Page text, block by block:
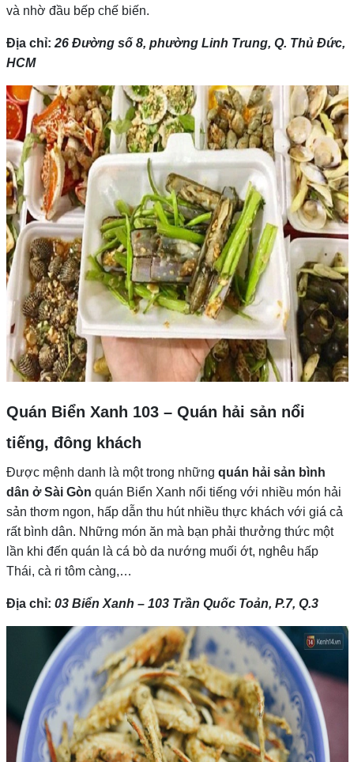
và nhờ đầu bếp chế biến.
Địa chỉ: 26 Đường số 8, phường Linh Trung, Q. Thủ Đức,
HCM
Quán Biển Xanh 103 – Quán hải sản nổi
tiếng, đông khách
Được mệnh danh là một trong những quán hải sản bình
dân ở Sài Gòn quán Biển Xanh nổi tiếng với nhiều món hải
sản thơm ngon, hấp dẫn thu hút nhiều thực khách với giá cả
rất bình dân. Những món ăn mà bạn phải thưởng thức một
lần khi đến quán là cá bò da nướng muối ớt, nghêu hấp
Thái, cà ri tôm càng,…
Địa chỉ: 03 Biển Xanh – 103 Trần Quốc Toản, P.7, Q.3